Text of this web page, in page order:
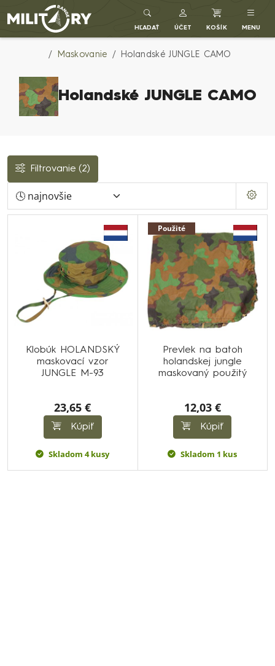
Army shop MILITARY RANGE SK
HĽADAŤ ÚČET KOŠÍK MENU
Maskovanie Holandské JUNGLE CAMO
Holandské JUNGLE CAMO
Filtrovanie (2)
Klobúk HOLANDSKÝ
maskovací vzor
JUNGLE M-93
23,65 €
Kúpiť
Skladom 4 kusy
Použité
Prevlek na batoh
holandskej jungle
maskovaný použitý
12,03 €
Kúpiť
Skladom 1 kus